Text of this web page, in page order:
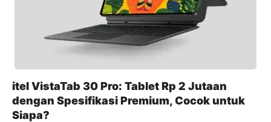
itel VistaTab 30 Pro: Tablet Rp 2 Jutaan
dengan Spesifikasi Premium, Cocok untuk
Siapa?